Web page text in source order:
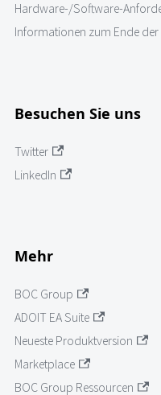
Hardware-/Software-
Informationen zum Ende
Besuchen Sie uns
Twitter
LinkedIn
Mehr
BOC Group
ADOIT EA Suite
Neueste Produktversion
Marketplace
BOC Group Ressourcen